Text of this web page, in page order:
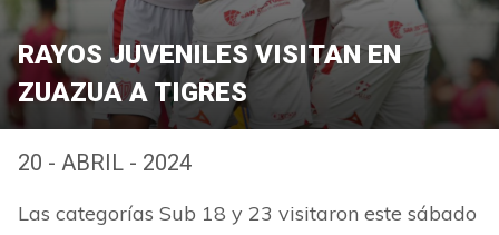
RAYOS JUVENILES VISITAN EN
ZUAZUA A TIGRES
20 - ABRIL - 2024
Las categorías Sub 18 y 23 visitaron este sábado